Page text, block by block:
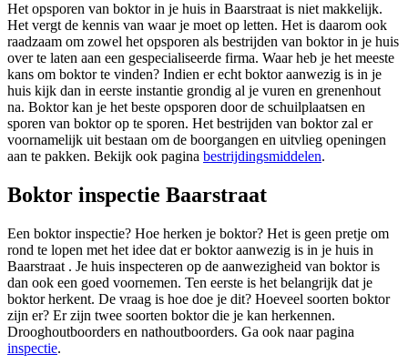
Het opsporen van boktor in je huis in Baarstraat is niet makkelijk.
Het vergt de kennis van waar je moet op letten. Het is daarom ook
raadzaam om zowel het opsporen als bestrijden van boktor in je huis
over te laten aan een gespecialiseerde firma. Waar heb je het meeste
kans om boktor te vinden? Indien er echt boktor aanwezig is in je
huis kijk dan in eerste instantie grondig al je vuren en grenenhout
na. Boktor kan je het beste opsporen door de schuilplaatsen en
sporen van boktor op te sporen. Het bestrijden van boktor zal er
voornamelijk uit bestaan om de boorgangen en uitvlieg openingen
aan te pakken. Bekijk ook pagina bestrijdingsmiddelen.
Boktor inspectie Baarstraat
Een boktor inspectie? Hoe herken je boktor? Het is geen pretje om
rond te lopen met het idee dat er boktor aanwezig is in je huis in
Baarstraat . Je huis inspecteren op de aanwezigheid van boktor is
dan ook een goed voornemen. Ten eerste is het belangrijk dat je
boktor herkent. De vraag is hoe doe je dit? Hoeveel soorten boktor
zijn er? Er zijn twee soorten boktor die je kan herkennen.
Drooghoutboorders en nathoutboorders. Ga ook naar pagina
inspectie.